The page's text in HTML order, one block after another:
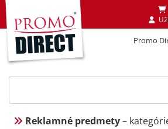
Promo
Reklamné predmety–